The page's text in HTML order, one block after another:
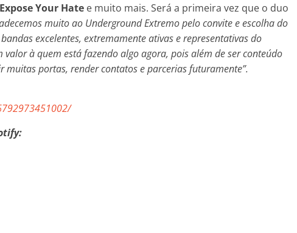
Expose Your Hate e muito mais. Será a primeira vez que o duo
muito ao Underground Extremo pelo convite e escolha do
excelentes, extremamente ativas e representativas do
à quem está fazendo algo agora, pois além de ser conteúdo
portas, render contatos e parcerias futuramente”.